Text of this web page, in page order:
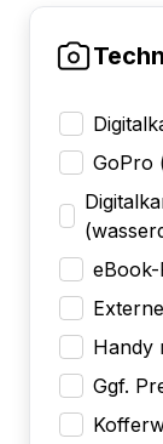
GoPro
eBook-
Handy
Ggf.